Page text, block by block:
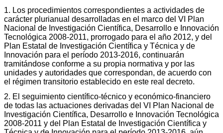
1. Los procedimientos correspondientes a actividades de
carácter plurianual desarrolladas en el marco del VI Plan
Nacional de Investigación Científica, Desarrollo e Innovación
Tecnológica 2008-2011, prorrogado para el año 2012, y del
Plan Estatal de Investigación Científica y Técnica y de
Innovación para el período 2013-2016, continuarán
tramitándose conforme a su propia normativa y por las
unidades y autoridades que correspondan, de acuerdo con
el régimen transitorio establecido en este real decreto.
2. El seguimiento científico-técnico y económico-financiero
de todas las actuaciones derivadas del VI Plan Nacional de
Investigación Científica, Desarrollo e Innovación Tecnológica
2008-2011 y del Plan Estatal de Investigación Científica y